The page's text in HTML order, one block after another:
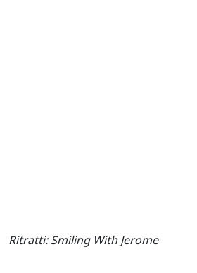
Ritratti: Smiling With Jerome